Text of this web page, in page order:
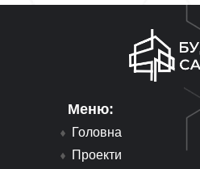
Меню:
Головна
Проекти